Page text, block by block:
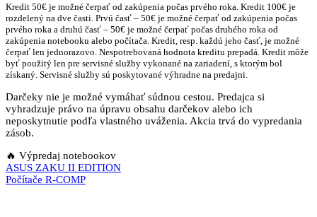
Kredit 50€ je možné čerpať od zakúpenia počas prvého roka. Kredit 100€ je
rozdelený na dve časti. Prvú časť – 50€ je možné čerpať od zakúpenia počas
prvého roka a druhú časť – 50€ je možné čerpať počas druhého roka od
zakúpenia notebooku alebo počítača. Kredit, resp. každú jeho časť, je možné
čerpať len jednorazovo. Nespotrebovaná hodnota kreditu prepadá. Kredit môže
byť použitý len pre servisné služby vykonané na zariadení, s ktorým bol
získaný. Servisné služby sú poskytované výhradne na predajni.
Darčeky nie je možné vymáhať súdnou cestou. Predajca si
vyhradzuje právo na úpravu obsahu darčekov alebo ich
neposkytnutie podľa vlastného uváženia. Akcia trvá do vypredania
zásob.
🔥 Výpredaj notebookov
Navigácia
v
ASUS ZAKU II EDITION
Počítače R-COMP